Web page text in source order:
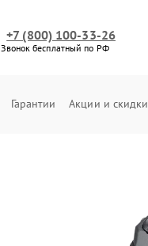
+7 (800) 100-33-26
Звонок бесплатный по РФ
Гарантии Акции и скидки